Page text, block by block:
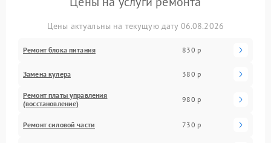
Цены актуальны на текущую дату 06.08.2026
Ремонт блока питания 830 р
Замена кулера 380 р
Ремонт платы управления
(восстановление)
980 р
Ремонт силовой части 730 р